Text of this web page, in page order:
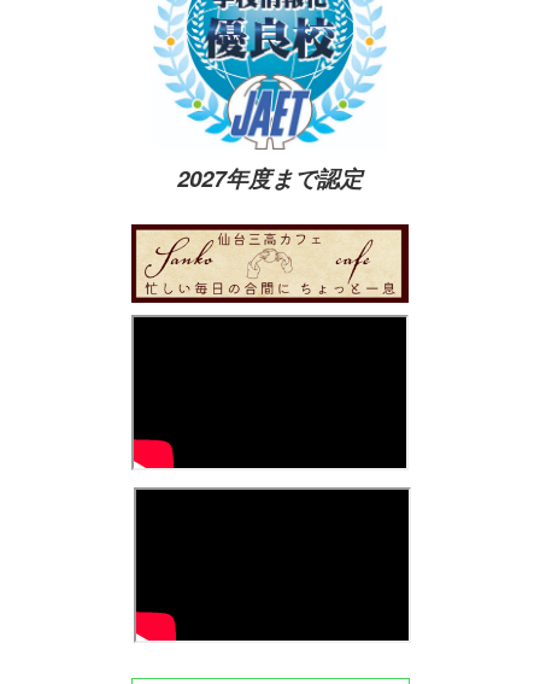
2027年度まで認定